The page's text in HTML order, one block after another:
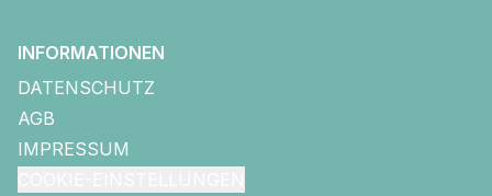
INFORMATIONEN
DATENSCHUTZ
AGB
IMPRESSUM